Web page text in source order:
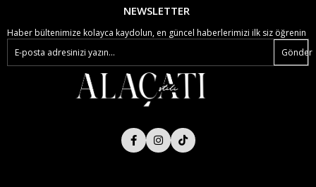
NEWSLETTER
Haber bültenimize kolayca kaydolun, en güncel haberlerimizi ilk siz öğrenin
Gönder